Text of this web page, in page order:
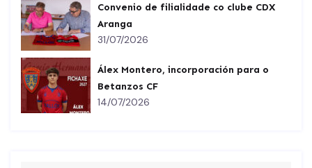
Convenio de filialidade co clube CDX
Aranga
31/07/2026
Álex Montero, incorporación para o
Betanzos CF
14/07/2026